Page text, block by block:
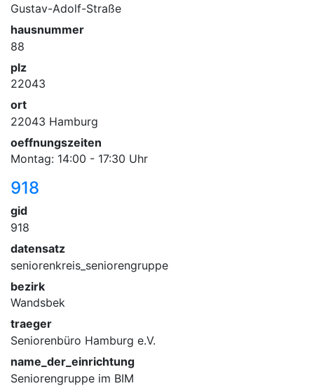
Gustav-Adolf-Straße
hausnummer
88
plz
22043
ort
22043 Hamburg
oeffnungszeiten
Montag: 14:00 - 17:30 Uhr
918
gid
918
datensatz
seniorenkreis_seniorengruppe
bezirk
Wandsbek
traeger
Seniorenbüro Hamburg e.V.
name_der_einrichtung
Seniorengruppe im BIM